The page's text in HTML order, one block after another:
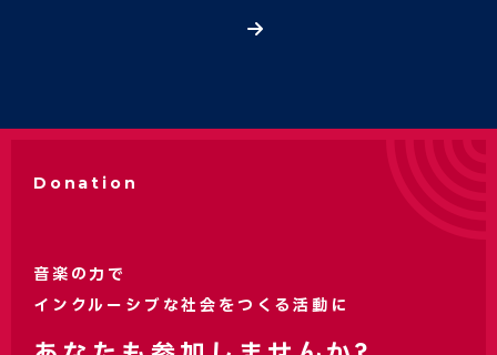
Donation
音楽の力で
インクルーシブな社会をつくる活動に